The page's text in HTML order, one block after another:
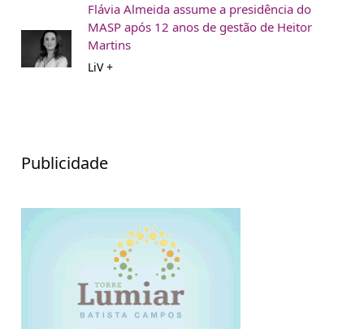
Flávia Almeida assume a presidência do
MASP após 12 anos de gestão de Heitor
Martins
LiV +
Publicidade